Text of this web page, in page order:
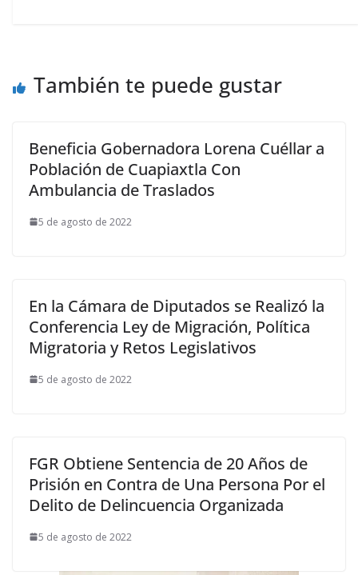
También te puede gustar
Beneficia Gobernadora Lorena Cuéllar a
Población de Cuapiaxtla Con
Ambulancia de Traslados
5 de agosto de 2022
En la Cámara de Diputados se Realizó la
Conferencia Ley de Migración, Política
Migratoria y Retos Legislativos
5 de agosto de 2022
FGR Obtiene Sentencia de 20 Años de
Prisión en Contra de Una Persona Por el
Delito de Delincuencia Organizada
5 de agosto de 2022